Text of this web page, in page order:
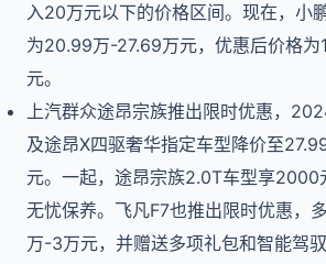
入20万元以下的价格区间。现在，小
为20.99万-27.69万元，优惠后价格
元。
上汽群众途昂宗族推出限时优惠，
及途昂X四驱奢华指定车型降价至
元。一起，途昂宗族2.0T车型享2000
无忧保养。飞凡F7也推出限时优惠，
万-3万元，并赠送多项礼包和智能驾